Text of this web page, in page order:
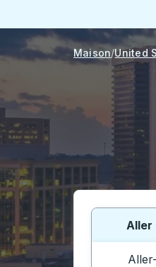
Maison United
Choisissez
Aller